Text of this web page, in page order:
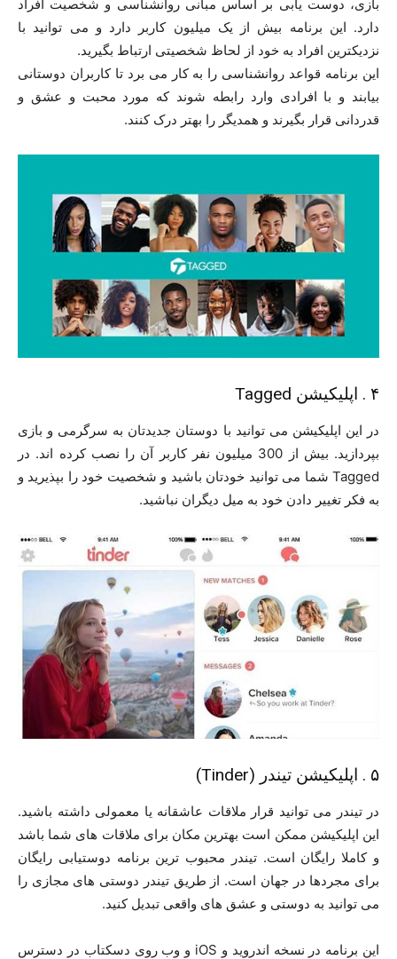
بازی، دوست یابی بر اساس مبانی روانشناسی و شخصیت افراد
دارد. این برنامه بیش از یک میلیون کاربر دارد و می توانید با
نزدیکترین افراد به خود از لحاظ شخصیتی ارتباط بگیرید.
این برنامه قواعد روانشناسی را به کار می برد تا کاربران دوستانی
بیابند و با افرادی وارد رابطه شوند که مورد محبت و عشق و
قدردانی قرار بگیرند و همدیگر را بهتر درک کنند.
۴ . اپلیکیشن Tagged
در این اپلیکیشن می توانید با دوستان جدیدتان به سرگرمی و بازی
بپردازید. بیش از 300 میلیون نفر کاربر آن را نصب کرده اند. در
Tagged شما می توانید خودتان باشید و شخصیت خود را بپذیرید و
به فکر تغییر دادن خود به میل دیگران نباشید.
۵ . اپلیکیشن تیندر (Tinder)
در تیندر می توانید قرار ملاقات عاشقانه یا معمولی داشته باشید.
این اپلیکیشن ممکن است بهترین مکان برای ملاقات های شما باشد
و کاملا رایگان است. تیندر محبوب ترین برنامه دوستیابی رایگان
برای مجردها در جهان است. از طریق تیندر دوستی های مجازی را
می توانید به دوستی و عشق های واقعی تبدیل کنید.
این برنامه در نسخه اندروید و iOS و وب روی دسکتاب در دسترس